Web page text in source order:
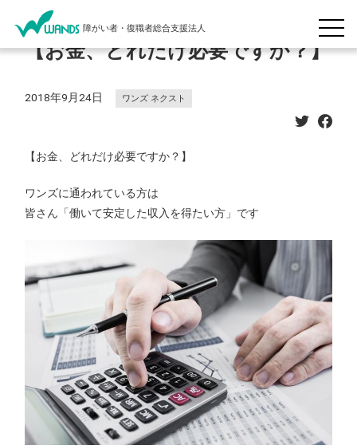
障がい者・復職者総合支援法人
【お金、どれだけ必要ですか？】
2018年9月24日 ワンズ ネクスト
【お金、どれだけ必要ですか？】
ワンズに通われている方は
皆さん「働いて安定した収入を得たい方」です